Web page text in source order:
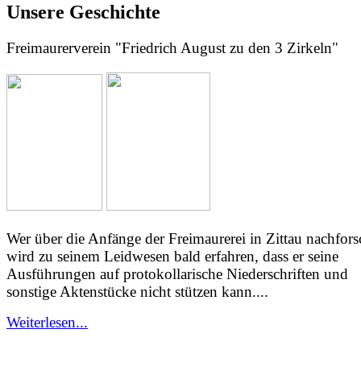
Unsere Geschichte
Freimaurerverein "Friedrich August zu den 3 Zirkeln"
Wer über die Anfänge der Freimaurerei in Zittau
wird zu seinem Leidwesen bald erfahren, dass er seine
Ausführungen auf protokollarische Niederschriften und
sonstige Aktenstücke nicht stützen kann....
Weiterlesen...